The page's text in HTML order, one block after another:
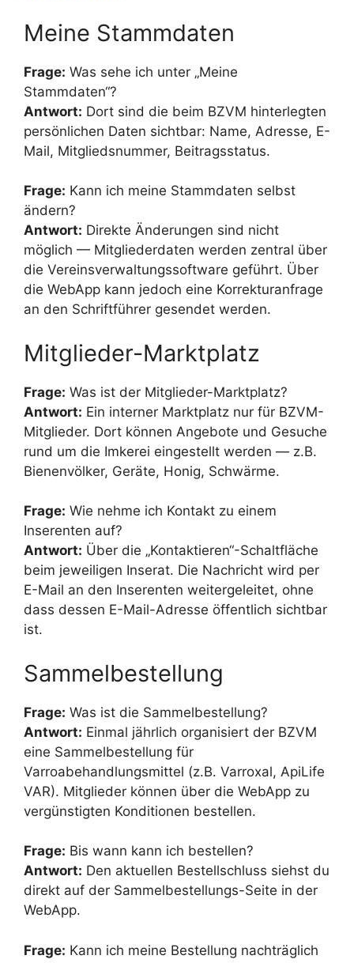
Meine Stammdaten
Frage: Was sehe ich unter „Meine
Stammdaten“?
Antwort: Dort sind die beim BZVM hinterlegten
persönlichen Daten sichtbar: Name, Adresse, E-
Mail, Mitgliedsnummer, Beitragsstatus.
Frage: Kann ich meine Stammdaten selbst
ändern?
Antwort: Direkte Änderungen sind nicht
möglich — Mitgliederdaten werden zentral über
die Vereinsverwaltungssoftware geführt. Über
die WebApp kann jedoch eine Korrekturanfrage
an den Schriftführer gesendet werden.
Mitglieder-Marktplatz
Frage: Was ist der Mitglieder-Marktplatz?
Antwort: Ein interner Marktplatz nur für BZVM-
Mitglieder. Dort können Angebote und Gesuche
rund um die Imkerei eingestellt werden — z.B.
Bienenvölker, Geräte, Honig, Schwärme.
Frage: Wie nehme ich Kontakt zu einem
Inserenten auf?
Antwort: Über die „Kontaktieren“-Schaltfläche
beim jeweiligen Inserat. Die Nachricht wird per
E-Mail an den Inserenten weitergeleitet, ohne
dass dessen E-Mail-Adresse öffentlich sichtbar
ist.
Sammelbestellung
Frage: Was ist die Sammelbestellung?
Antwort: Einmal jährlich organisiert der BZVM
eine Sammelbestellung für
Varroabehandlungsmittel (z.B. Varroxal, ApiLife
VAR). Mitglieder können über die WebApp zu
vergünstigten Konditionen bestellen.
Frage: Bis wann kann ich bestellen?
Antwort: Den aktuellen Bestellschluss siehst du
direkt auf der Sammelbestellungs-Seite in der
WebApp.
Frage: Kann ich meine Bestellung nachträglich